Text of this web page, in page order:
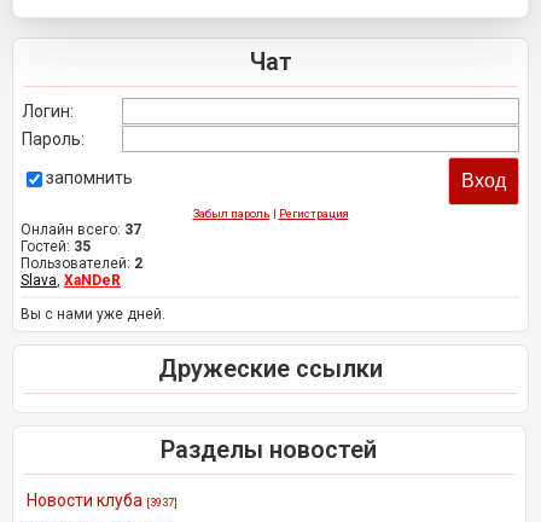
Чат
Логин:
Пароль:
запомнить
Забыл пароль | Регистрация
Онлайн всего: 37
Гостей: 35
Пользователей: 2
Slava, XaNDeR
Вы с нами уже дней.
Дружеские ссылки
Разделы новостей
Новости клуба [3937]